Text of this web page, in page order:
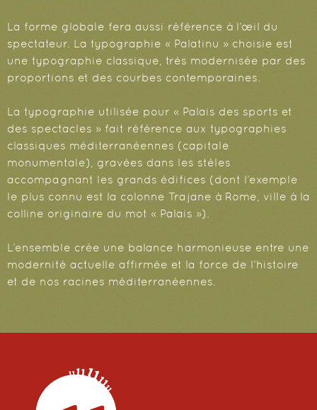
La forme globale fera aussi référence à l’œil du
spectateur. La typographie « Palatinu » choisie est
une typographie classique, très modernisée par des
proportions et des courbes contemporaines.
La typographie utilisée pour « Palais des sports et
des spectacles » fait référence aux typographies
classiques méditerranéennes (capitale
monumentale), gravées dans les stèles
accompagnant les grands édifices (dont l’exemple
le plus connu est la colonne Trajane à Rome, ville à la
colline originaire du mot « Palais »).
L’ensemble crée une balance harmonieuse entre une
modernité actuelle affirmée et la force de l’histoire
et de nos racines méditerranéennes.